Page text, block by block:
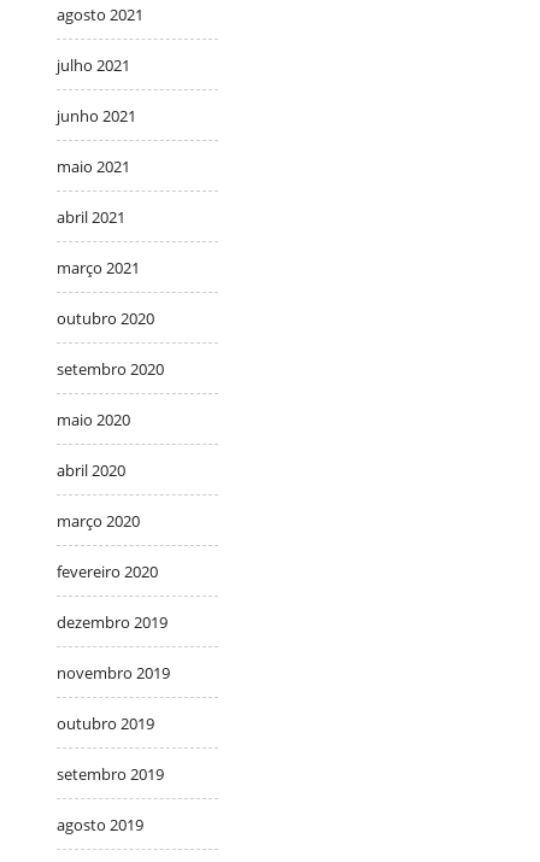
agosto 2021
julho 2021
junho 2021
maio 2021
abril 2021
março 2021
outubro 2020
setembro 2020
maio 2020
abril 2020
março 2020
fevereiro 2020
dezembro 2019
novembro 2019
outubro 2019
setembro 2019
agosto 2019